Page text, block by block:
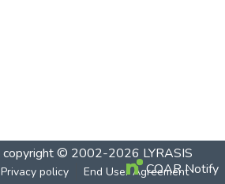
copyright © 2002-2026 LYRASIS
Privacy policy End User Agreement
COAR Notify